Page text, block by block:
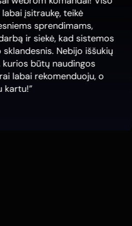
įsitraukę, teikė
sprendimams,
ir siekė, kad sistemos
Nebijo iššukių
būtų naudingos
labai rekomenduoju, o